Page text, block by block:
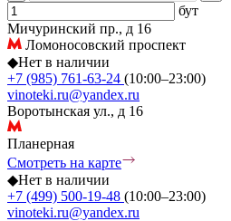
бут
Мичуринский пр., д 16
Ломоносовский проспект
◆Нет в наличии
+7 (985) 761-63-24 (10:00–23:00)
vinoteki.ru@yandex.ru
Воротынская ул., д 16
Планерная
Смотреть на карте
◆Нет в наличии
+7 (499) 500-19-48 (10:00–23:00)
vinoteki.ru@yandex.ru